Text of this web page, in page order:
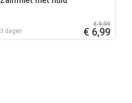
3 dagen
€ 9,99
€ 6,99